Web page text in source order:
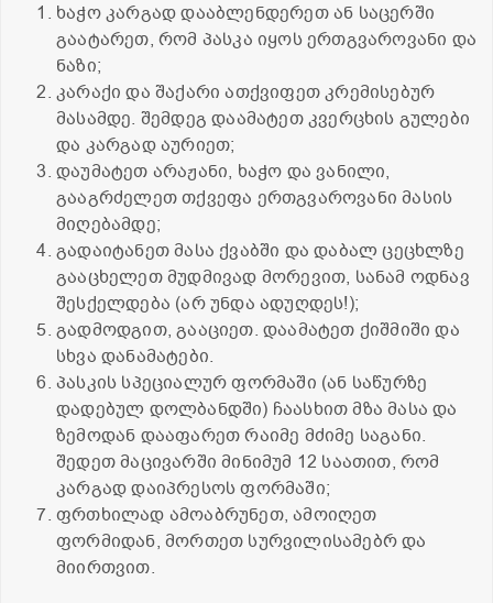
ხაჭო კარგად დააბლენდერეთ ან საცერში
გაატარეთ, რომ პასკა იყოს ერთგვაროვანი და
ნაზი;
კარაქი და შაქარი ათქვიფეთ კრემისებურ
მასამდე. შემდეგ დაამატეთ კვერცხის გულები
და კარგად აურიეთ;
დაუმატეთ არაჟანი, ხაჭო და ვანილი,
გააგრძელეთ თქვეფა ერთგვაროვანი მასის
მიღებამდე;
გადაიტანეთ მასა ქვაბში და დაბალ ცეცხლზე
გააცხელეთ მუდმივად მორევით, სანამ ოდნავ
შესქელდება (არ უნდა ადუღდეს!);
გადმოდგით, გააციეთ. დაამატეთ ქიშმიში და
სხვა დანამატები.
პასკის სპეციალურ ფორმაში (ან საწურზე
დადებულ დოლბანდში) ჩაასხით მზა მასა და
ზემოდან დააფარეთ რაიმე მძიმე საგანი.
შედეთ მაცივარში მინიმუმ 12 საათით, რომ
კარგად დაიპრესოს ფორმაში;
ფრთხილად ამოაბრუნეთ, ამოიღეთ
ფორმიდან, მორთეთ სურვილისამებრ და
მიირთვით.